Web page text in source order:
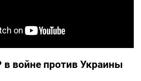
войне против Украины